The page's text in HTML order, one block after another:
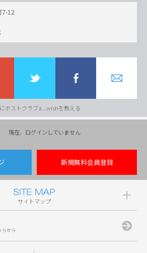
12
ホストクラブa...wishを教える
現在、ログインしていません
新規無料会員登録
サイトマップ
らから